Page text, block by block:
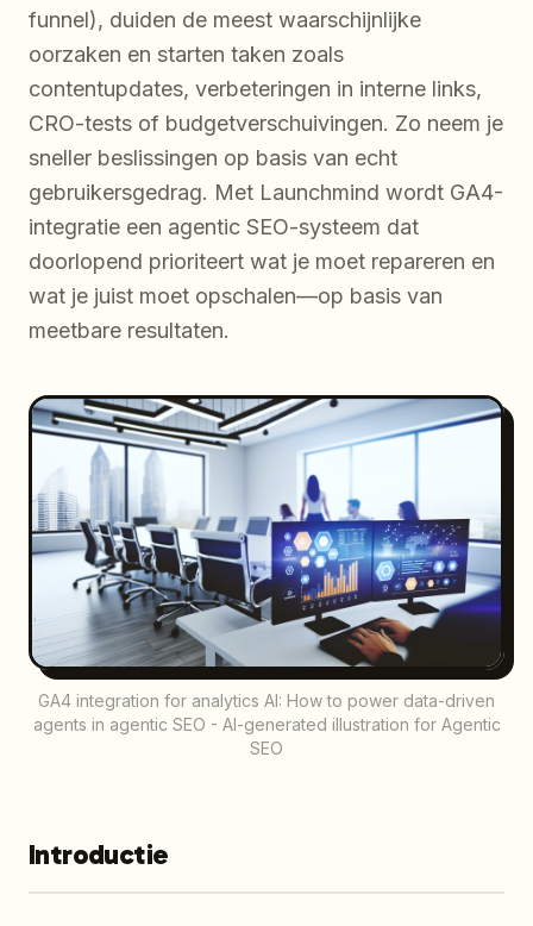
funnel), duiden de meest waarschijnlijke
oorzaken en starten taken zoals
contentupdates, verbeteringen in interne links,
CRO-tests of budgetverschuivingen. Zo neem je
sneller beslissingen op basis van echt
gebruikersgedrag. Met Launchmind wordt GA4-
integratie een agentic SEO-systeem dat
doorlopend prioriteert wat je moet repareren en
wat je juist moet opschalen—op basis van
meetbare resultaten.
GA4 integration for analytics AI: How to power data-driven
agents in agentic SEO - AI-generated illustration for Agentic
SEO
Introductie